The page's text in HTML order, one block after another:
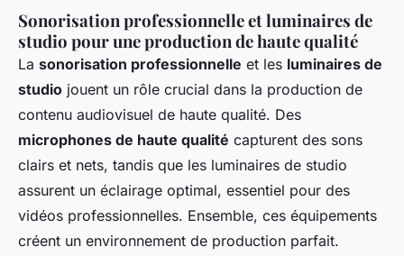
Sonorisation professionnelle et luminaires de
studio pour une production de haute qualité
La sonorisation professionnelle et les luminaires de
studio jouent un rôle crucial dans la production de
contenu audiovisuel de haute qualité. Des
microphones de haute qualité capturent des sons
clairs et nets, tandis que les luminaires de studio
assurent un éclairage optimal, essentiel pour des
vidéos professionnelles. Ensemble, ces équipements
créent un environnement de production parfait.